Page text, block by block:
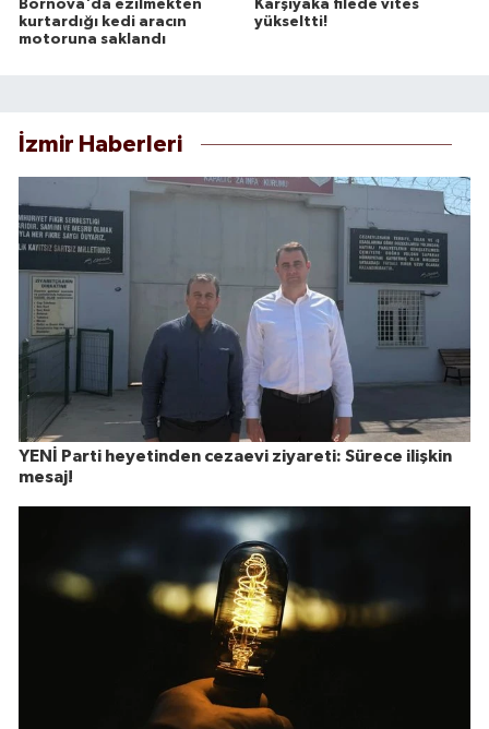
Bornova'da ezilmekten
kurtardığı kedi aracın
motoruna saklandı
Karşıyaka filede vites
yükseltti!
İzmir Haberleri
YENİ Parti heyetinden cezaevi ziyareti: Sürece ilişkin
mesaj!